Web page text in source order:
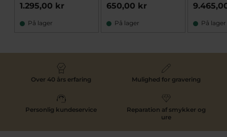
1.295,00 kr
På lager
650,00 kr
På lager På lager
Over 40 års erfaring Mulighed for gravering
Personlig kundeservice
Reparation af smykker og
ure